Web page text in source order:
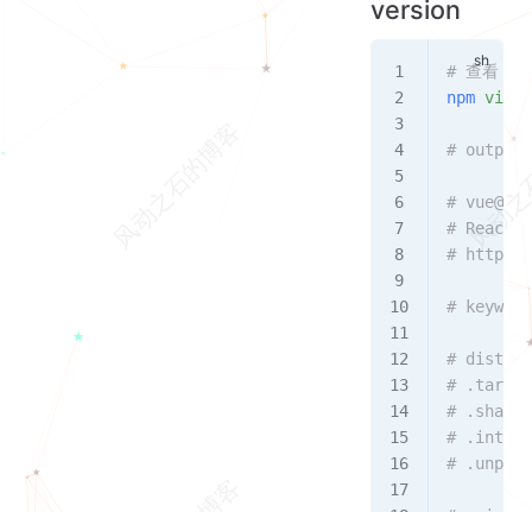
version
# 查看
npm view
# output:
#
#
# https://
#
# dist
#
#
#
#